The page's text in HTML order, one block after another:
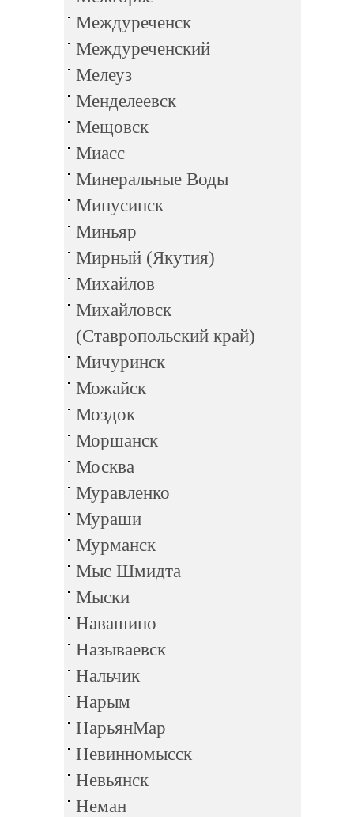
Междуреченск
Междуреченский
Мелеуз
Менделеевск
Мещовск
Миасс
Минеральные Воды
Минусинск
Миньяр
Мирный (Якутия)
Михайлов
Михайловск
(Ставропольский край)
Мичуринск
Можайск
Моздок
Моршанск
Москва
Муравленко
Мураши
Мурманск
Мыс Шмидта
Мыски
Навашино
Называевск
Нальчик
Нарым
НарьянМар
Невинномысск
Невьянск
Неман